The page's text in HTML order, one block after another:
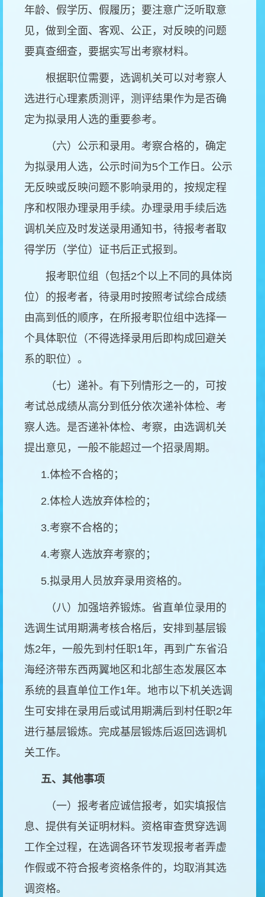
年龄、假学历、假履历；要注意广泛听取意
见，做到全面、客观、公正，对反映的问题
要真查细查，要据实写出考察材料。
根据职位需要，选调机关可以对考察人
选进行心理素质测评，测评结果作为是否确
定为拟录用人选的重要参考。
（六）公示和录用。考察合格的，确定
为拟录用人选，公示时间为5个工作日。公示
无反映或反映问题不影响录用的，按规定程
序和权限办理录用手续。办理录用手续后选
调机关应及时发送录用通知书，待报考者取
得学历（学位）证书后正式报到。
报考职位组（包括2个以上不同的具体岗
位）的报考者，待录用时按照考试综合成绩
由高到低的顺序，在所报考职位组中选择一
个具体职位（不得选择录用后即构成回避关
系的职位）。
（七）递补。有下列情形之一的，可按
考试总成绩从高分到低分依次递补体检、考
察人选。是否递补体检、考察，由选调机关
提出意见，一般不能超过一个招录周期。
1.体检不合格的；
2.体检人选放弃体检的；
3.考察不合格的；
4.考察人选放弃考察的；
5.拟录用人员放弃录用资格的。
（八）加强培养锻炼。省直单位录用的
选调生试用期满考核合格后，安排到基层锻
炼2年，一般先到村任职1年，再到广东省沿
海经济带东西两翼地区和北部生态发展区本
系统的县直单位工作1年。地市以下机关选调
生可安排在录用后或试用期满后到村任职2年
进行基层锻炼。完成基层锻炼后返回选调机
关工作。
五、其他事项
（一）报考者应诚信报考，如实填报信
息、提供有关证明材料。资格审查贯穿选调
工作全过程，在选调各环节发现报考者弄虚
作假或不符合报考资格条件的，均取消其选
调资格。